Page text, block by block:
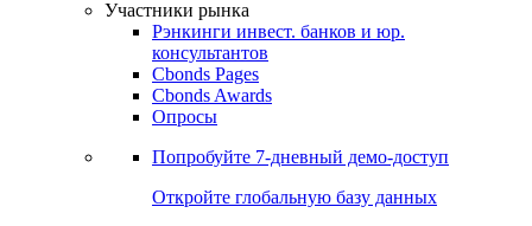
Участники рынка
Рэнкинги инвест. банков и юр.
консультантов
Cbonds Pages
Cbonds Awards
Опросы
Попробуйте 7-дневный демо-доступ
Откройте глобальную базу данных